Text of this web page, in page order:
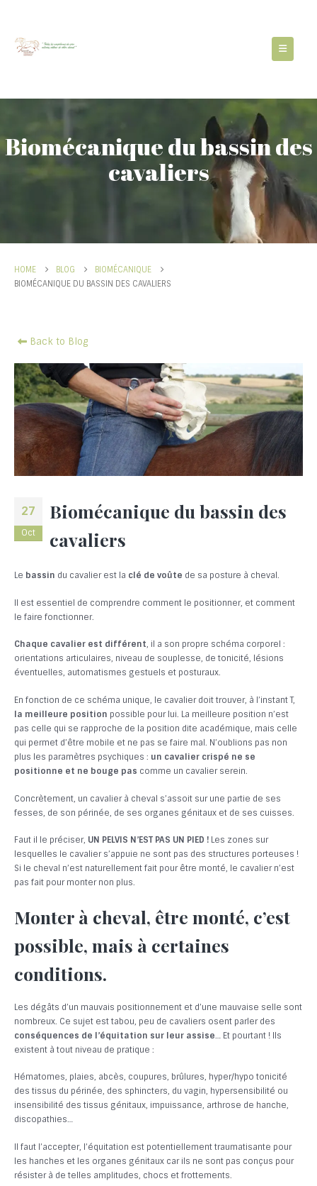
Biomécanique du bassin des
cavaliers
HOME BLOG
BIOMÉCANIQUE
BIOMÉCANIQUE DU BASSIN DES CAVALIERS
Back to Blog
27
Oct
Biomécanique du bassin des
cavaliers
Le bassin du cavalier est la clé de voûte de sa posture à cheval.
Il est essentiel de comprendre comment le positionner, et comment
le faire fonctionner.
Chaque cavalier est différent, il a son propre schéma corporel :
orientations articulaires, niveau de souplesse, de tonicité, lésions
éventuelles, automatismes gestuels et posturaux.
En fonction de ce schéma unique, le cavalier doit trouver, à l’instant T,
la meilleure position possible pour lui. La meilleure position n’est
pas celle qui se rapproche de la position dite académique, mais celle
qui permet d’être mobile et ne pas se faire mal. N’oublions pas non
plus les paramètres psychiques : un cavalier crispé ne se
positionne et ne bouge pas comme un cavalier serein.
Concrètement, un cavalier à cheval s’assoit sur une partie de ses
fesses, de son périnée, de ses organes génitaux et de ses cuisses.
Faut il le préciser, UN PELVIS N’EST PAS UN PIED ! Les zones sur
lesquelles le cavalier s’appuie ne sont pas des structures porteuses !
Si le cheval n’est naturellement fait pour être monté, le cavalier n’est
pas fait pour monter non plus.
Monter à cheval, être monté, c’est
possible, mais à certaines
conditions.
Les dégâts d’un mauvais positionnement et d’une mauvaise selle sont
nombreux. Ce sujet est tabou, peu de cavaliers osent parler des
conséquences de l’équitation sur leur assise… Et pourtant ! Ils
existent à tout niveau de pratique :
Hématomes, plaies, abcès, coupures, brûlures, hyper/hypo tonicité
des tissus du périnée, des sphincters, du vagin, hypersensibilité ou
insensibilité des tissus génitaux, impuissance, arthrose de hanche,
discopathies…
Il faut l’accepter, l’équitation est potentiellement traumatisante pour
les hanches et les organes génitaux car ils ne sont pas conçus pour
résister à de telles amplitudes, chocs et frottements.